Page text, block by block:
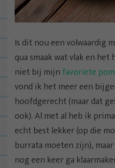
Is dit nou een volwaardig
qua smaak wat vlak en het
niet bij mijn favoriete
vond ik het meer een
hoofdgerecht (maar dat
ook). Al met al heb ik
echt best lekker (op die
burrata moeten zijn),
nog een keer ga